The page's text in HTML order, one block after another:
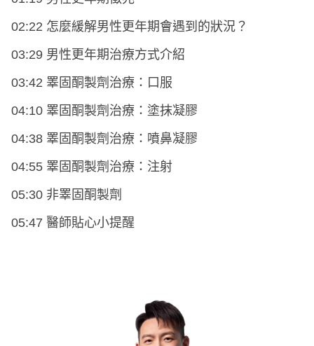
02:22 怎麼緩解男性更年期會遇到的狀況？
03:29 男性更年期治療方式介紹
03:42 睪固酮製劑治療：口服
04:10 睪固酮製劑治療：塗抹凝膠
04:38 睪固酮製劑治療：噴鼻凝膠
04:55 睪固酮製劑治療：注射
05:30 非睪固酮製劑
05:47 醫師貼心小提醒